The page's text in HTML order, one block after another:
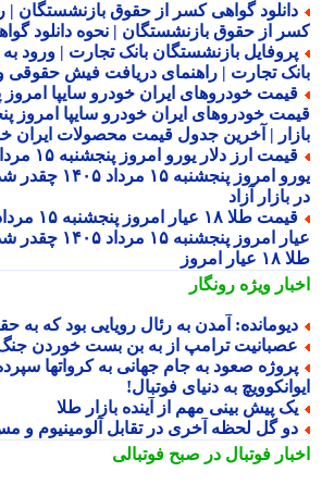
گواهی کسر از حقوق بازنشستگان |
از حقوق بازنشستگان | نحوه دانلود
بازنشستگان بانک تجارت | ورود به
تجارت | راهنمای دریافت فیش حقوقی و
| آخرین جدول قیمت محصولات ایران
یورو امروز پنجشنبه ۱۵
آزاد
عیار امروز پنجشنبه ۱۵
امروز
ویژهرونگار
آمدن به رئال رویایی بود که به
ترامپ از به بن بست خوردن جنگ با
صعود به جام جهانی به کرواتها سپرده
به دنیای فوتبال!
پیش بینی مهم از آینده بازار طلا
گل لحظه آخری در تقابل آلومینیوم و مس
فوتبال در صبح فوتبالی